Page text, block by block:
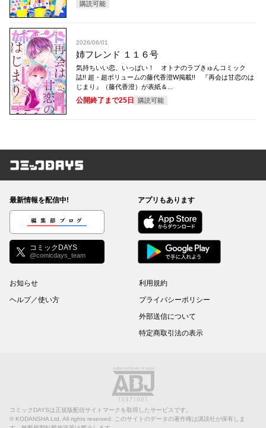
購読可能
2026/06/01
姉フレンド １１６号
気持ちいい恋、いっぱい！ オトナのラブきゅんコミック
誌!! 超・超ボリュームの藤代香澄W掲載!! 『再会は甘恋のは
じまり』（藤代香澄）が表紙＆...
公開終了まで25日 購読可能
コミックDAYS
最新情報を配信中!
編集部ブログ
コミックDAYS
@comicdays_team
アプリもあります
お知らせ
ヘルプ／使い方
利用規約
プライバシーポリシー
外部送信について
特定商取引法の表示
コミックDAYSは正規版配信サイトマークを取得したサービスです。
© KODANSHA Ltd. All rights reserved. このサイトのデータの著作権は講談社が保有しま